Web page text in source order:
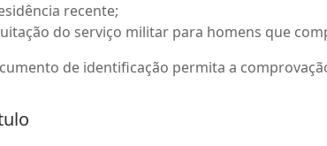
recente;
do serviço militar para homens que
de identificação permita a